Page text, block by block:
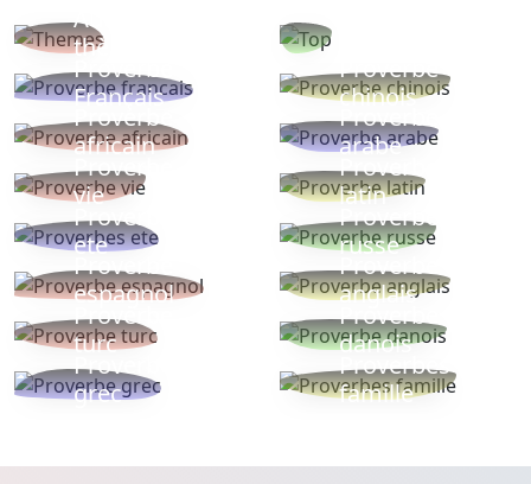
Autres
thèmes
Proverbe
Français
Proverbe
chinois
Proverbe
africain
Proverbe
arabe
Proverbe
vie
Proverbe
latin
Proverbes
ete
Proverbe
russe
Proverbe
espagnol
Proverbe
anglais
Proverbe
turc
Proverbe
danois
Proverbe
grec
Proverbes
famille